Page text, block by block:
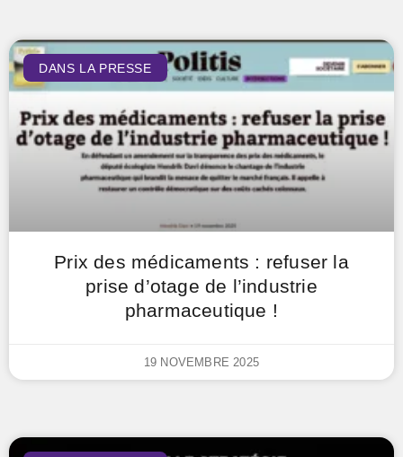
DANS LA PRESSE
Prix des médicaments : refuser la
prise d’otage de l’industrie
pharmaceutique !
19 NOVEMBRE 2025